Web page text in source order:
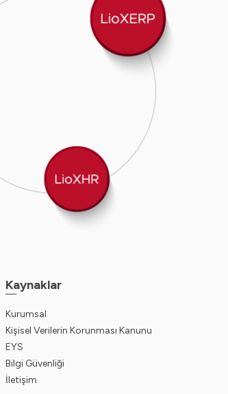
Kaynaklar
Kurumsal
Kişisel Verilerin Korunması Kanunu
EYS
Bilgi Güvenliği
İletişim